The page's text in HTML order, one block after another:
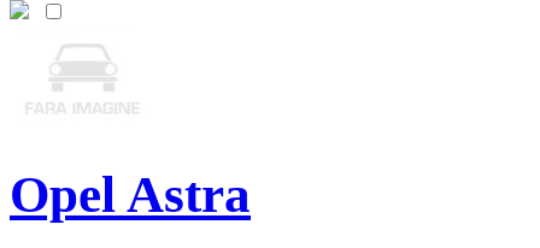
Opel Astra